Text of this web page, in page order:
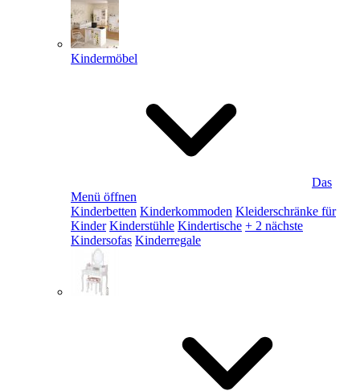
Kindermöbel
Das
Menü öffnen
Kinderbetten Kinderkommoden Kleiderschränke für
Kinder Kinderstühle Kindertische + 2 nächste
Kindersofas Kinderregale